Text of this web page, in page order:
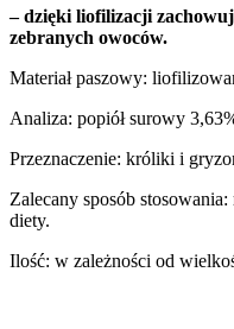
– dzięki liofilizacji
zebranych owoców.
Materiał paszowy:
Analiza: popiół surowy
Przeznaczenie: króliki i
Zalecany sposób
diety.
Ilość: w zależności od